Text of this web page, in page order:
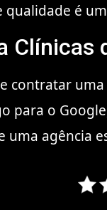
é
Clínicas
contratar
para o
uma agência